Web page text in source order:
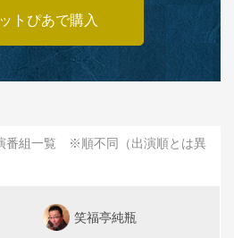
トぴあで購入
番組一覧 ※順不同（出演順とは異
笑福亭純瓶